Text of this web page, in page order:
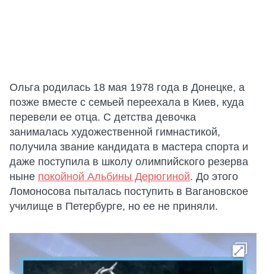
Ольга родилась 18 мая 1978 года в Донецке, а
позже вместе с семьей переехала в Киев, куда
перевели ее отца. С детства девочка
занималась художественной гимнастикой,
получила звание кандидата в мастера спорта и
даже поступила в школу олимпийского резерва
ныне покойной Альбины Дерюгиной. До этого
Ломоносова пыталась поступить в Вагановское
училище в Петербурге, но ее не приняли.